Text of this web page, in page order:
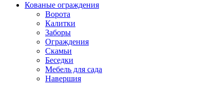
Кованые ограждения
Ворота
Калитки
Заборы
Ограждения
Скамьи
Беседки
Мебель для сада
Навершия